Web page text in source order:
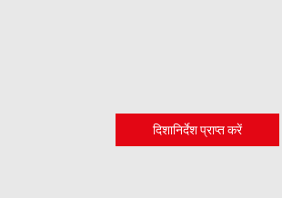
दिशानिर्देश प्राप्त करें